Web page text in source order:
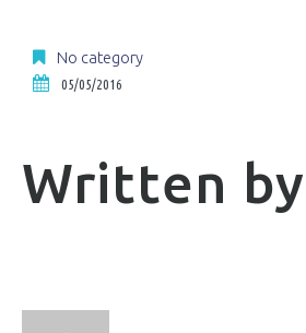
No category
05/05/2016
Written by